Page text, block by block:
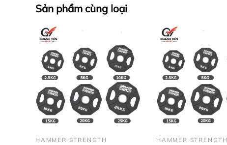
Sản phẩm cùng loại
HAMMER STRENGTH HAMMER STRENGTH